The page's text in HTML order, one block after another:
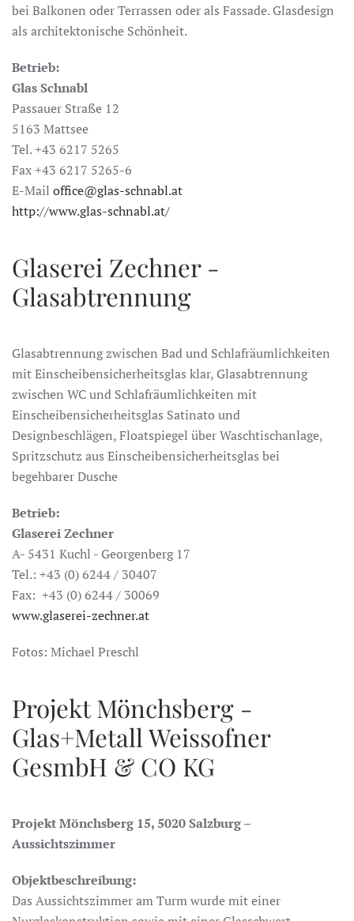
bei Balkonen oder Terrassen oder als Fassade. Glasdesign
als architektonische Schönheit.
Betrieb:
Glas Schnabl
Passauer Straße 12
5163 Mattsee
Tel. +43 6217 5265
Fax +43 6217 5265­-6
E-Mail office@glas­-schnabl.at
http://www.glas-schnabl.at/
Glaserei Zechner -
Glasabtrennung
Glasabtrennung zwischen Bad und Schlafräumlichkeiten
mit Einscheibensicherheitsglas klar, Glasabtrennung
zwischen WC und Schlafräumlichkeiten mit
Einscheibensicherheitsglas Satinato und
Designbeschlägen, Floatspiegel über Waschtischanlage,
Spritzschutz aus Einscheibensicherheitsglas bei
begehbarer Dusche
Betrieb:
Glaserei Zechner
A- 5431 Kuchl - Georgenberg 17
Tel.: +43 (0) 6244 / 30407
Fax: +43 (0) 6244 / 30069
www.glaserei-zechner.at
Fotos: Michael Preschl
Projekt Mönchsberg -
Glas+Metall Weissofner
GesmbH & CO KG
Projekt Mönchsberg 15, 5020 Salzburg –
Aussichtszimmer
Objektbeschreibung:
Das Aussichtszimmer am Turm wurde mit einer